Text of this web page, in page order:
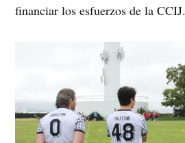
financiar los esfuerzos de la CCIJ.